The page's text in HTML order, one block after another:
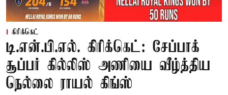
கிரிக்கெட்
டி.என்.பி.எல். கிரிக்கெட்: சேப்பாக்
சூப்பர் கில்லிஸ் அணியை வீழ்த்திய
நெல்லை ராயல் கிங்ஸ்